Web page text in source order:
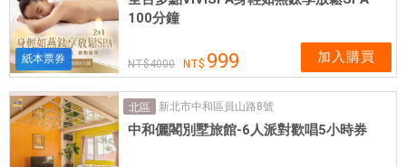
即
用
紙本票券
100分鐘
4000 999 加入購買
北區 新北市中和區員山路8號
中和儷閣別墅旅館-6人派對歡唱5小時券